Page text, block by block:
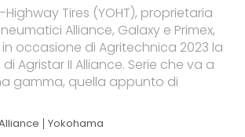
Tires (YOHT), proprietaria
Alliance, Galaxy e Primex,
occasione di Agritechnica 2023 la
Agristar II Alliance. Serie che va a
gamma, quella appunto di
Yokohama